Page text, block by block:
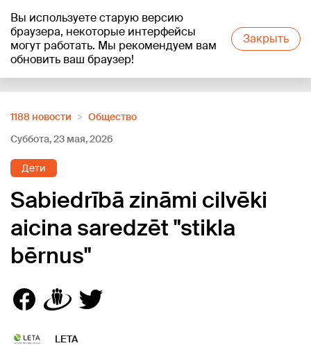
Вы используете старую версию
браузера, некоторые интерфейсы
могут работать. Мы рекомендуем вам
обновить ваш браузер!
Закрыть
+20°C
1188 новости
Oбщество
Суббота, 23 мая, 2026
Дети
Sabiedrībā zināmi cilvēki
aicina saredzēt "stikla
bērnus"
LETA